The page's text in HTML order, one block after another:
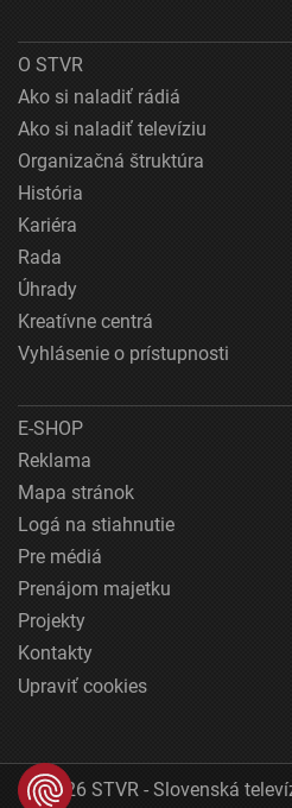
O STVR
Ako si naladiť rádiá
Ako si naladiť televíziu
Organizačná štruktúra
História
Kariéra
Rada
Úhrady
Kreatívne centrá
Vyhlásenie o prístupnosti
E-SHOP
Reklama
Mapa stránok
Logá na stiahnutie
Pre médiá
Prenájom majetku
Projekty
Kontakty
Upraviť cookies
© 2026 STVR - Slovenská